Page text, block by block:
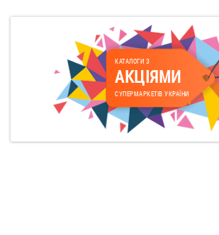
КАТАЛОГИ З
АКЦІЯМИ
СУПЕРМАРКЕТІВ УКРАЇНИ